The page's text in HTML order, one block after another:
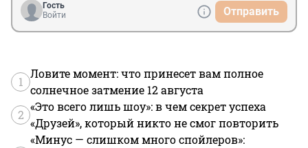
Гость
Войти
Отправить
1
Ловите момент: что принесет вам полное
солнечное затмение 12 августа
2
«Это всего лишь шоу»: в чем секрет успеха
«Друзей», который никто не смог повторить
«Минус — слишком много спойлеров»: